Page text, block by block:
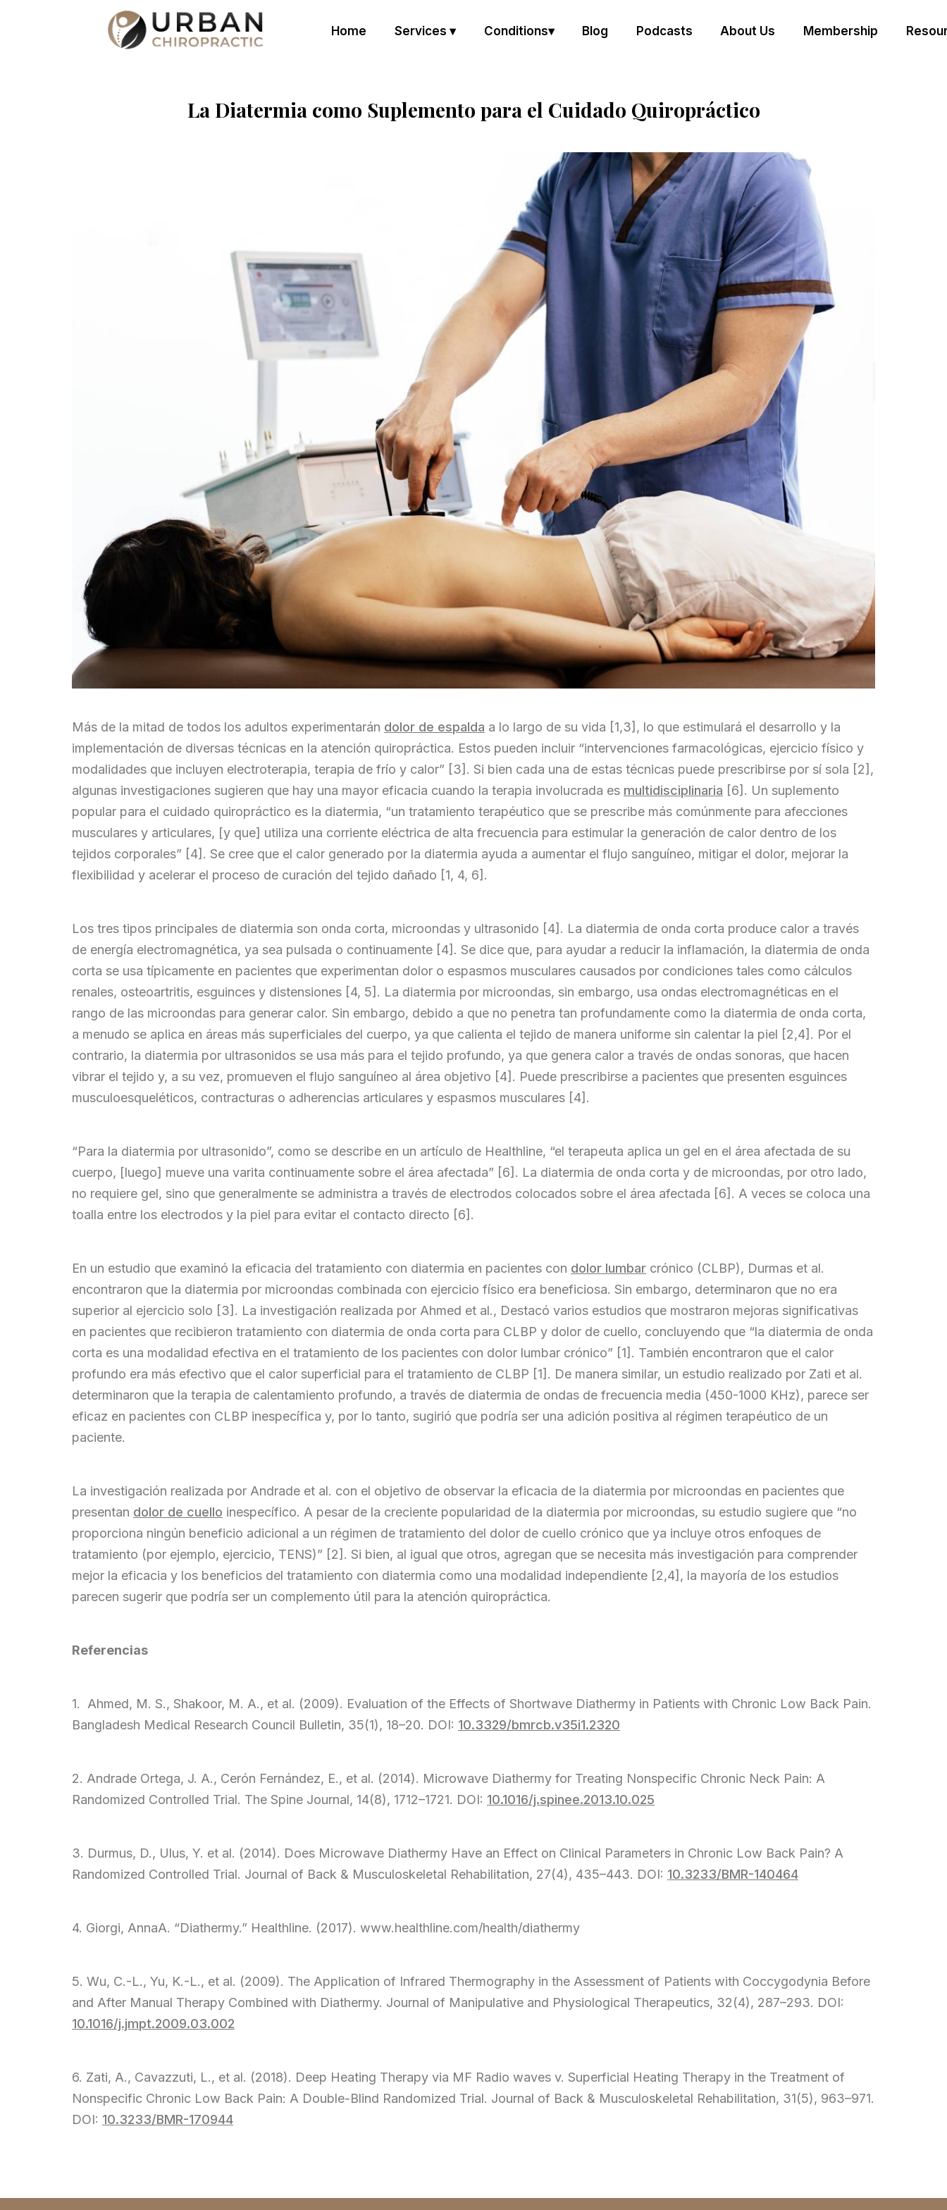
Home Services ▾ Conditions▾ Blog Podcasts About Us Membership
La Diatermia como Suplemento para el Cuidado Quiropráctico
Más de la mitad de todos los adultos experimentarán dolor de espalda a lo largo de su vida [1,3], lo que estimulará el desarrollo y la
implementación de diversas técnicas en la atención quiropráctica. Estos pueden incluir “intervenciones farmacológicas, ejercicio físico y
modalidades que incluyen electroterapia, terapia de frío y calor” [3]. Si bien cada una de estas técnicas puede prescribirse por sí sola [2],
algunas investigaciones sugieren que hay una mayor eficacia cuando la terapia involucrada es multidisciplinaria [6]. Un suplemento
popular para el cuidado quiropráctico es la diatermia, “un tratamiento terapéutico que se prescribe más comúnmente para afecciones
musculares y articulares, [y que] utiliza una corriente eléctrica de alta frecuencia para estimular la generación de calor dentro de los
tejidos corporales” [4]. Se cree que el calor generado por la diatermia ayuda a aumentar el flujo sanguíneo, mitigar el dolor, mejorar la
flexibilidad y acelerar el proceso de curación del tejido dañado [1, 4, 6].
Los tres tipos principales de diatermia son onda corta, microondas y ultrasonido [4]. La diatermia de onda corta produce calor a través
de energía electromagnética, ya sea pulsada o continuamente [4]. Se dice que, para ayudar a reducir la inflamación, la diatermia de onda
corta se usa típicamente en pacientes que experimentan dolor o espasmos musculares causados ​​por condiciones tales como cálculos
renales, osteoartritis, esguinces y distensiones [4, 5]. La diatermia por microondas, sin embargo, usa ondas electromagnéticas en el
rango de las microondas para generar calor. Sin embargo, debido a que no penetra tan profundamente como la diatermia de onda corta,
a menudo se aplica en áreas más superficiales del cuerpo, ya que calienta el tejido de manera uniforme sin calentar la piel [2,4]. Por el
contrario, la diatermia por ultrasonidos se usa más para el tejido profundo, ya que genera calor a través de ondas sonoras, que hacen
vibrar el tejido y, a su vez, promueven el flujo sanguíneo al área objetivo [4]. Puede prescribirse a pacientes que presenten esguinces
musculoesqueléticos, contracturas o adherencias articulares y espasmos musculares [4].
“Para la diatermia por ultrasonido”, como se describe en un artículo de Healthline, “el terapeuta aplica un gel en el área afectada de su
cuerpo, [luego] mueve una varita continuamente sobre el área afectada” [6]. La diatermia de onda corta y de microondas, por otro lado,
no requiere gel, sino que generalmente se administra a través de electrodos colocados sobre el área afectada [6]. A veces se coloca una
toalla entre los electrodos y la piel para evitar el contacto directo [6].
En un estudio que examinó la eficacia del tratamiento con diatermia en pacientes con dolor lumbar crónico (CLBP), Durmas et al.
encontraron que la diatermia por microondas combinada con ejercicio físico era beneficiosa. Sin embargo, determinaron que no era
superior al ejercicio solo [3]. La investigación realizada por Ahmed et al., Destacó varios estudios que mostraron mejoras significativas
en pacientes que recibieron tratamiento con diatermia de onda corta para CLBP y dolor de cuello, concluyendo que “la diatermia de onda
corta es una modalidad efectiva en el tratamiento de los pacientes con dolor lumbar crónico” [1]. También encontraron que el calor
profundo era más efectivo que el calor superficial para el tratamiento de CLBP [1]. De manera similar, un estudio realizado por Zati et al.
determinaron que la terapia de calentamiento profundo, a través de diatermia de ondas de frecuencia media (450-1000 KHz), parece ser
eficaz en pacientes con CLBP inespecífica y, por lo tanto, sugirió que podría ser una adición positiva al régimen terapéutico de un
paciente.
La investigación realizada por Andrade et al. con el objetivo de observar la eficacia de la diatermia por microondas en pacientes que
presentan dolor de cuello inespecífico. A pesar de la creciente popularidad de la diatermia por microondas, su estudio sugiere que “no
proporciona ningún beneficio adicional a un régimen de tratamiento del dolor de cuello crónico que ya incluye otros enfoques de
tratamiento (por ejemplo, ejercicio, TENS)” [2]. Si bien, al igual que otros, agregan que se necesita más investigación para comprender
mejor la eficacia y los beneficios del tratamiento con diatermia como una modalidad independiente [2,4], la mayoría de los estudios
parecen sugerir que podría ser un complemento útil para la atención quiropráctica.
Referencias
1. Ahmed, M. S., Shakoor, M. A., et al. (2009). Evaluation of the Effects of Shortwave Diathermy in Patients with Chronic Low Back Pain.
Bangladesh Medical Research Council Bulletin, 35(1), 18–20. DOI: 10.3329/bmrcb.v35i1.2320
2. Andrade Ortega, J. A., Cerón Fernández, E., et al. (2014). Microwave Diathermy for Treating Nonspecific Chronic Neck Pain: A
Randomized Controlled Trial. The Spine Journal, 14(8), 1712–1721. DOI: 10.1016/j.spinee.2013.10.025
3. Durmus, D., Ulus, Y. et al. (2014). Does Microwave Diathermy Have an Effect on Clinical Parameters in Chronic Low Back Pain? A
Randomized Controlled Trial. Journal of Back & Musculoskeletal Rehabilitation, 27(4), 435–443. DOI: 10.3233/BMR-140464
4. Giorgi, AnnaA. “Diathermy.” Healthline. (2017). www.healthline.com/health/diathermy
5. Wu, C.-L., Yu, K.-L., et al. (2009). The Application of Infrared Thermography in the Assessment of Patients with Coccygodynia Before
and After Manual Therapy Combined with Diathermy. Journal of Manipulative and Physiological Therapeutics, 32(4), 287–293. DOI:
10.1016/j.jmpt.2009.03.002
6. Zati, A., Cavazzuti, L., et al. (2018). Deep Heating Therapy via MF Radio waves v. Superficial Heating Therapy in the Treatment of
Nonspecific Chronic Low Back Pain: A Double-Blind Randomized Trial. Journal of Back & Musculoskeletal Rehabilitation, 31(5), 963–971.
DOI: 10.3233/BMR-170944